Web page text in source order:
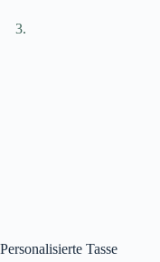
Personalisierte Tasse